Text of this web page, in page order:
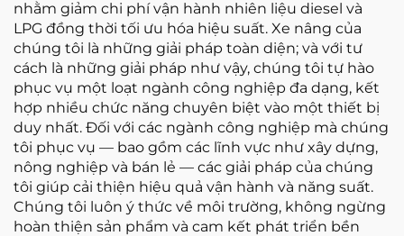
nhằm giảm chi phí vận hành nhiên liệu diesel và
LPG đồng thời tối ưu hóa hiệu suất. Xe nâng của
chúng tôi là những giải pháp toàn diện; và với tư
cách là những giải pháp như vậy, chúng tôi tự hào
phục vụ một loạt ngành công nghiệp đa dạng, kết
hợp nhiều chức năng chuyên biệt vào một thiết bị
duy nhất. Đối với các ngành công nghiệp mà chúng
tôi phục vụ — bao gồm các lĩnh vực như xây dựng,
nông nghiệp và bán lẻ — các giải pháp của chúng
tôi giúp cải thiện hiệu quả vận hành và năng suất.
Chúng tôi luôn ý thức về môi trường, không ngừng
hoàn thiện sản phẩm và cam kết phát triển bền